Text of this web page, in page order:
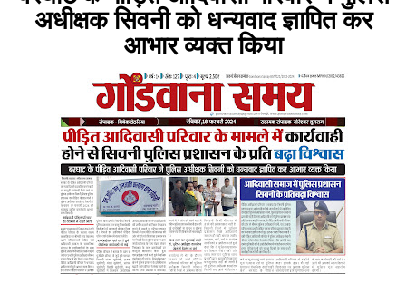
अधीक्षक सिवनी को धन्यवाद ज्ञापित कर
आभार व्यक्त किया